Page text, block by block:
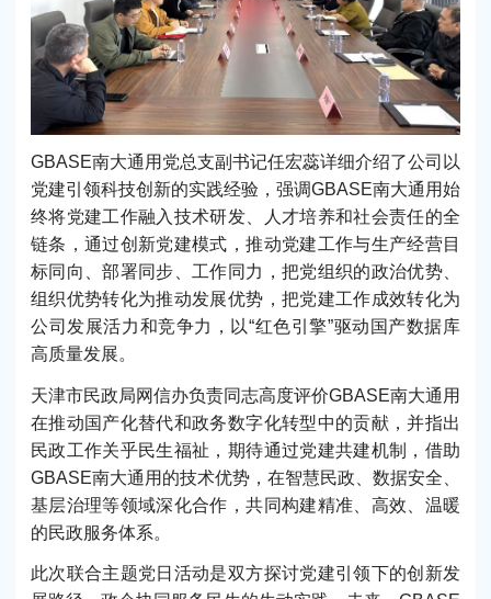
GBASE南大通用党总支副书记任宏蕊详细介绍了公司以
党建引领科技创新的实践经验，强调GBASE南大通用始
终将党建工作融入技术研发、人才培养和社会责任的全
链条，通过创新党建模式，推动党建工作与生产经营目
标同向、部署同步、工作同力，把党组织的政治优势、
组织优势转化为推动发展优势，把党建工作成效转化为
公司发展活力和竞争力，以“红色引擎”驱动国产数据库
高质量发展。
天津市民政局网信办负责同志高度评价GBASE南大通用
在推动国产化替代和政务数字化转型中的贡献，并指出
民政工作关乎民生福祉，期待通过党建共建机制，借助
GBASE南大通用的技术优势，在智慧民政、数据安全、
基层治理等领域深化合作，共同构建精准、高效、温暖
的民政服务体系。
此次联合主题党日活动是双方探讨党建引领下的创新发